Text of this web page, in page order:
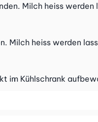
Milch heiss
heiss werden
im Kühlschrank